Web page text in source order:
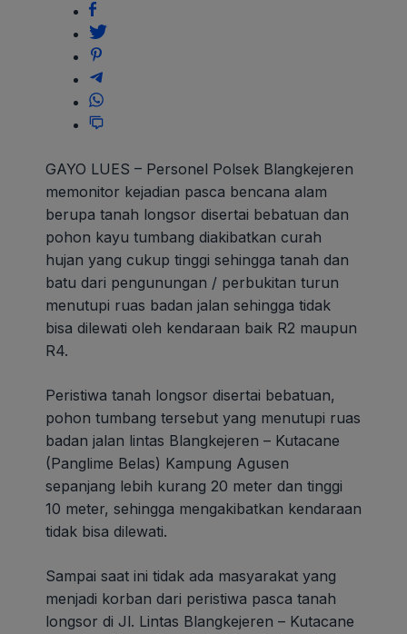
GAYO LUES – Personel Polsek Blangkejeren
memonitor kejadian pasca bencana alam
berupa tanah longsor disertai bebatuan dan
pohon kayu tumbang diakibatkan curah
hujan yang cukup tinggi sehingga tanah dan
batu dari pengunungan / perbukitan turun
menutupi ruas badan jalan sehingga tidak
bisa dilewati oleh kendaraan baik R2 maupun
R4.
Peristiwa tanah longsor disertai bebatuan,
pohon tumbang tersebut yang menutupi ruas
badan jalan lintas Blangkejeren – Kutacane
(Panglime Belas) Kampung Agusen
sepanjang lebih kurang 20 meter dan tinggi
10 meter, sehingga mengakibatkan kendaraan
tidak bisa dilewati.
Sampai saat ini tidak ada masyarakat yang
menjadi korban dari peristiwa pasca tanah
longsor di Jl. Lintas Blangkejeren – Kutacane